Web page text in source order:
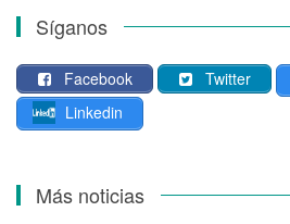
Síganos
Facebook Twitter
Linkedin
Más noticias